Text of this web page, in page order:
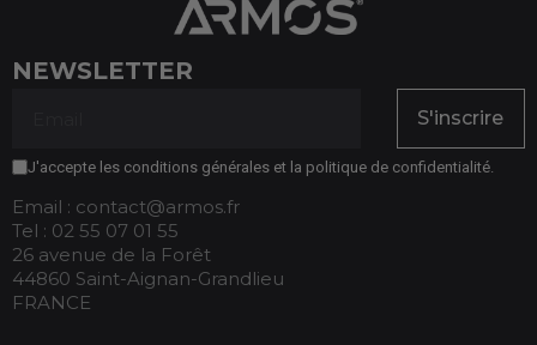
NEWSLETTER
S'inscrire
J'accepte les conditions générales et la politique de confidentialité.
Email : contact@armos.fr
Tel : 02 55 07 01 55
26 avenue de la Forêt
44860 Saint-Aignan-Grandlieu
FRANCE